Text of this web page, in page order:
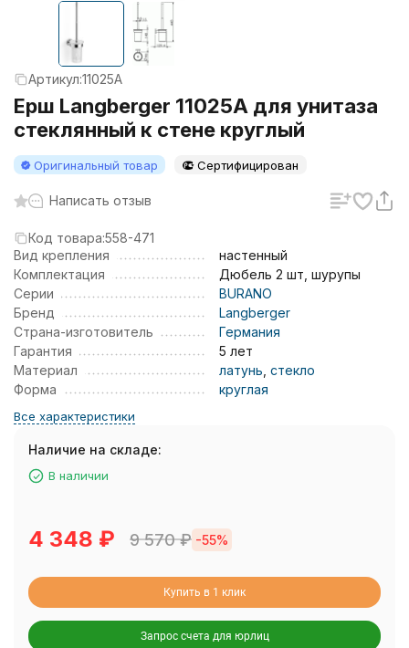
Артикул:11025A
Ерш Langberger 11025A для унитаза
стеклянный к стене круглый
Оригинальный товар Сертифицирован
Написать отзыв
Код товара:558-471
Вид крепления
настенный
Комплектация
Дюбель 2 шт, шурупы
Серии
BURANO
Бренд
Langberger
Страна-изготовитель
Германия
Гарантия
5 лет
Материал
латунь стекло
Форма
круглая
Все характеристики
Наличие на складе:
В наличии
4 348 ₽ 9 570₽ -55%
Купить в 1 клик
Запрос счета для юрлиц